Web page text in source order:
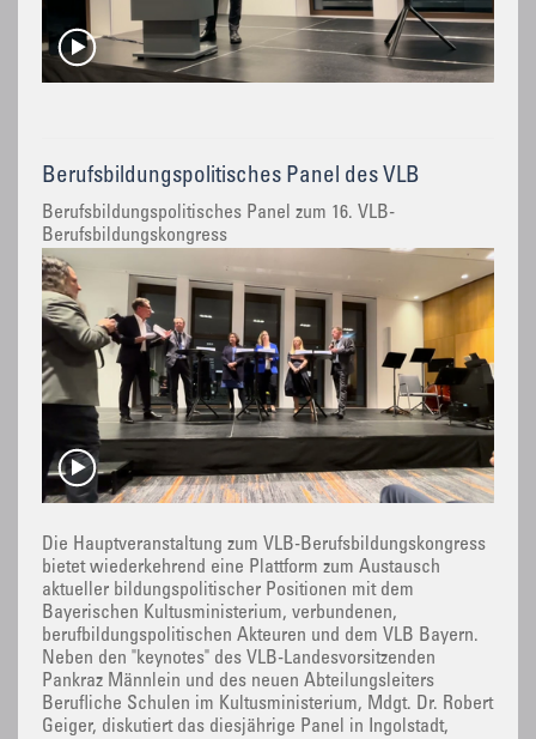
Berufsbildungspolitisches Panel des VLB
Berufsbildungspolitisches Panel zum 16. VLB-
Berufsbildungskongress
Die Hauptveranstaltung zum VLB-Berufsbildungskongress
bietet wiederkehrend eine Plattform zum Austausch
aktueller bildungspolitischer Positionen mit dem
Bayerischen Kultusministerium, verbundenen,
berufbildungspolitischen Akteuren und dem VLB Bayern.
Neben den "keynotes" des VLB-Landesvorsitzenden
Pankraz Männlein und des neuen Abteilungsleiters
Berufliche Schulen im Kultusministerium, Mdgt. Dr. Robert
Geiger, diskutiert das diesjährige Panel in Ingolstadt,